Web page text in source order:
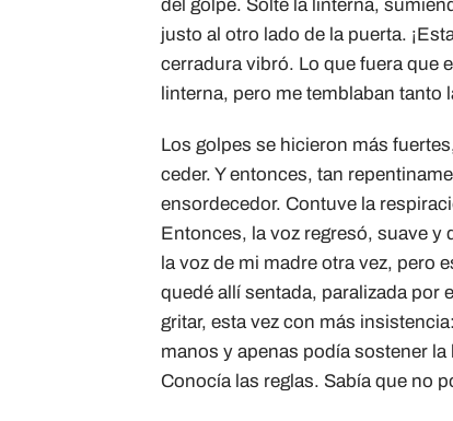
del golpe. Solté la linterna,
justo al otro lado de la puerta.
cerradura vibró. Lo que fuera que
linterna, pero me temblaban tanto
Los golpes se hicieron más
ceder. Y entonces, tan
ensordecedor. Contuve la
Entonces, la voz regresó, suave y
la voz de mi madre otra vez, pero
quedé allí sentada, paralizada por
gritar, esta vez con más
manos y apenas podía sostener
Conocía las reglas. Sabía que no